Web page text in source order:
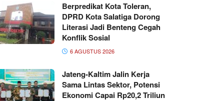
Berpredikat Kota Toleran,
DPRD Kota Salatiga Dorong
Literasi Jadi Benteng Cegah
Konflik Sosial
6 AGUSTUS 2026
Jateng-Kaltim Jalin Kerja
Sama Lintas Sektor, Potensi
Ekonomi Capai Rp20,2 Triliun